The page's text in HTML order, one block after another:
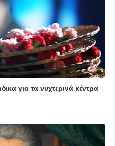
για τα νυχτερινά κέντρα